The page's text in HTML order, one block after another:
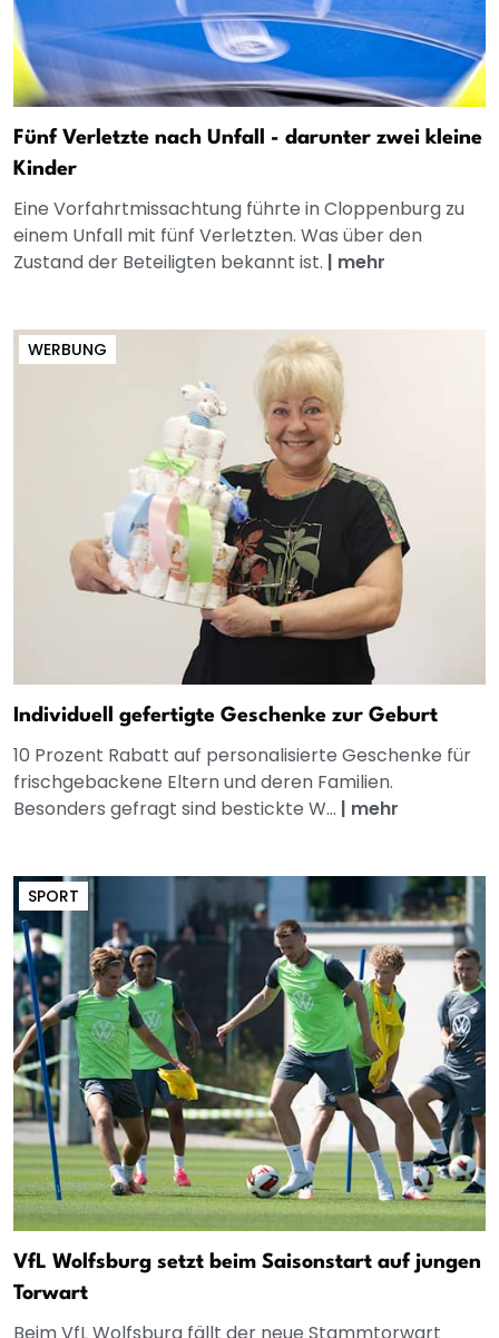
Fünf Verletzte nach Unfall - darunter zwei kleine
Kinder
Eine Vorfahrtmissachtung führte in Cloppenburg zu
einem Unfall mit fünf Verletzten. Was über den
Zustand der Beteiligten bekannt ist. | mehr
WERBUNG
Individuell gefertigte Geschenke zur Geburt
10 Prozent Rabatt auf personalisierte Geschenke für
frischgebackene Eltern und deren Familien.
Besonders gefragt sind bestickte W... | mehr
SPORT
VfL Wolfsburg setzt beim Saisonstart auf jungen
Torwart